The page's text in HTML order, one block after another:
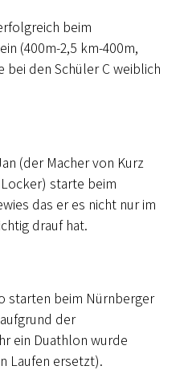
beim
(400m-2,5 km-400m,
bei den Schüler C weiblich
(der Macher von Kurz
starte beim
das er es nicht nur im
drauf hat.
starten beim Nürnberger
der
ein Duathlon wurde
Laufen ersetzt).